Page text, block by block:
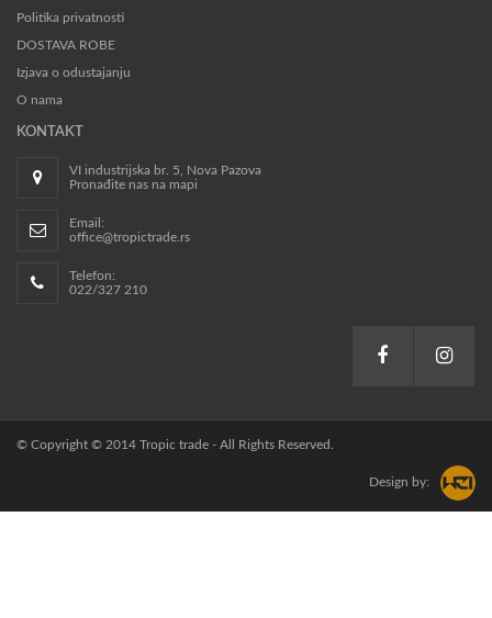
Politika privatnosti
DOSTAVA ROBE
Izjava o odustajanju
O nama
KONTAKT
VI industrijska br. 5, Nova Pazova
Pronađite nas na mapi
Email:
office@tropictrade.rs
Telefon:
022/327 210
© Copyright © 2014 Tropic trade - All Rights Reserved.
Design by: